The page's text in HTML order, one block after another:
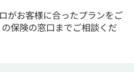
がお客様に合ったプランをご
保険の窓口までご相談くだ